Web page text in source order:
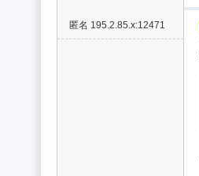
匿名 195.2.85.x:12471